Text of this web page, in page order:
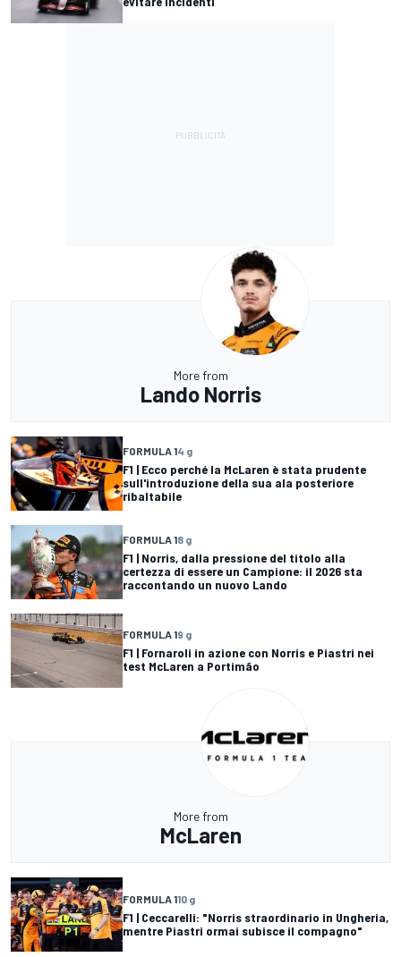
More from
Lando Norris
FORMULA 14 g
F1 | Ecco perché la McLaren è stata prudente
sull'introduzione della sua ala posteriore
ribaltabile
FORMULA 18 g
F1 | Norris, dalla pressione del titolo alla
certezza di essere un Campione: il 2026 sta
raccontando un nuovo Lando
FORMULA 19 g
F1 | Fornaroli in azione con Norris e Piastri nei
test McLaren a Portimão
More from
McLaren
FORMULA 110 g
F1 | Ceccarelli: "Norris straordinario in Ungheria,
mentre Piastri ormai subisce il compagno"